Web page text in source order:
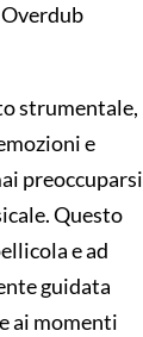
strumentale,
e
preoccuparsi
Questo
e ad
guidata
ai momenti